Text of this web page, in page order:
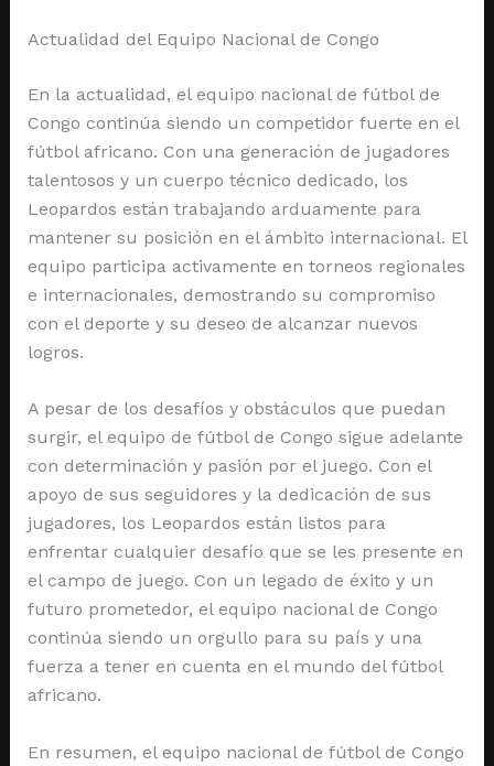
Actualidad del Equipo Nacional de Congo
En la actualidad, el equipo nacional de fútbol de
Congo continúa siendo un competidor fuerte en el
fútbol africano. Con una generación de jugadores
talentosos y un cuerpo técnico dedicado, los
Leopardos están trabajando arduamente para
mantener su posición en el ámbito internacional. El
equipo participa activamente en torneos regionales
e internacionales, demostrando su compromiso
con el deporte y su deseo de alcanzar nuevos
logros.
A pesar de los desafíos y obstáculos que puedan
surgir, el equipo de fútbol de Congo sigue adelante
con determinación y pasión por el juego. Con el
apoyo de sus seguidores y la dedicación de sus
jugadores, los Leopardos están listos para
enfrentar cualquier desafío que se les presente en
el campo de juego. Con un legado de éxito y un
futuro prometedor, el equipo nacional de Congo
continúa siendo un orgullo para su país y una
fuerza a tener en cuenta en el mundo del fútbol
africano.
En resumen, el equipo nacional de fútbol de Congo